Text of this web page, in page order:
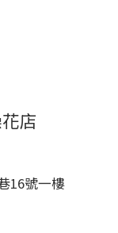
店
16號一樓